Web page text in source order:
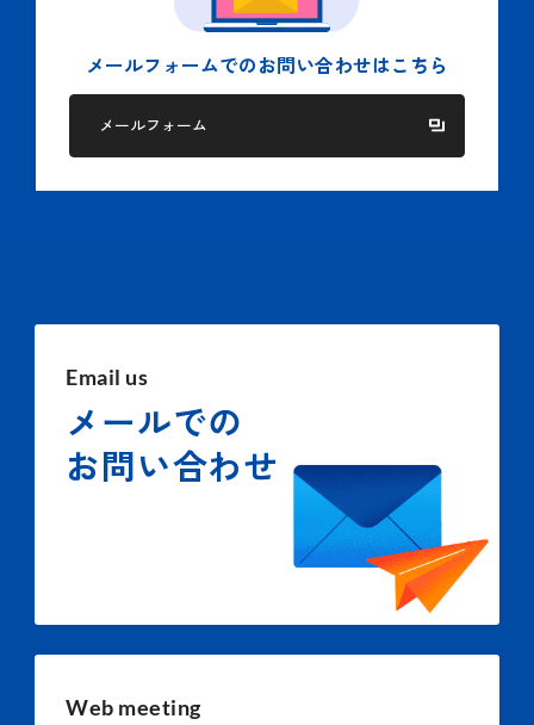
メールフォームでの お問い合わせはこちら
メールフォーム
Email us
メールでの
お問い合わせ
Web meeting